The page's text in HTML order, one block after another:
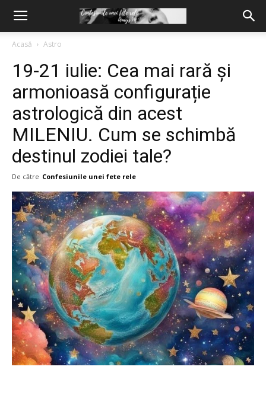
Acasă Astro
19-21 iulie: Cea mai rară și
armonioasă configurație
astrologică din acest
MILENIU. Cum se schimbă
destinul zodiei tale?
De către Confesiunile unei fete rele